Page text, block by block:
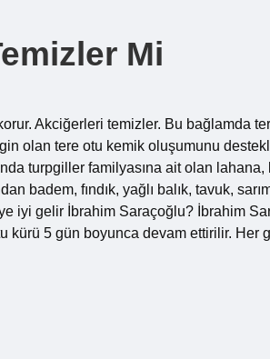
Mi
Akciğerleri temizler. Bu bağlamda
olan tere otu kemik oluşumunu
turpgiller familyasına ait olan
badem, fındık, yağlı balık, tavuk,
iyi gelir İbrahim Saraçoğlu? İbrahim
5 gün boyunca devam ettirilir. Her